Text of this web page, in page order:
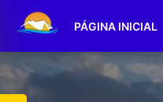
PÁGINA INICIAL